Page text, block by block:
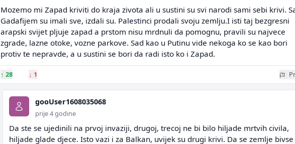
Mozemo mi Zapad kriviti do kraja zivota ali u sustini su svi narodi sami sebi krivi.
Gadafijem su imali sve, izdali su. Palestinci prodali svoju zemlju.I isti taj bezgresni
arapski svijet pljuje zapad a prstom nisu mrdnuli da pomognu, pravili su najvece
zgrade, lazne otoke, vozne parkove. Sad kao u Putinu vide nekoga ko se kao bori
protiv te nepravde, a u sustini se bori da radi isto ko i Zapad.
↑ 28 ↓ 1
gooUser1608035068
prije 4 godine
Da ste se ujedinili na prvoj invaziji, drugoj, trecoj ne bi bilo hiljade mrtvih civila,
hiljade glade djece. Isto vazi i za Balkan, uvijek su drugi krivi. Da se zemlje bivse